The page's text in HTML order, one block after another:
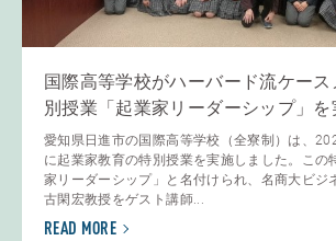
国際高等学校がハーバード流ケー
別授業「起業家リーダーシップ」を
愛知県日進市の国際高等学校（全寮制）は、
に起業家教育の特別授業を実施しました。この
家リーダーシップ」と名付けられ、名商大ビジ
古閑宏教授をゲスト講師...
READ MORE